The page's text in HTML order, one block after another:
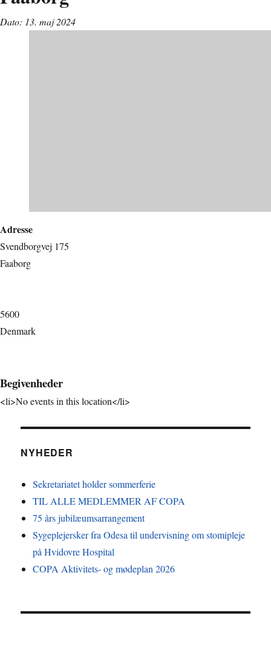
Dato: 13. maj 2024
Adresse
Svendborgvej 175
Faaborg
5600
Denmark
Begivenheder
<li>No events in this location</li>
NYHEDER
Sekretariatet holder sommerferie
TIL ALLE MEDLEMMER AF COPA
75 års jubilæumsarrangement
Sygeplejersker fra Odesa til undervisning om stomipleje
på Hvidovre Hospital
COPA Aktivitets- og mødeplan 2026